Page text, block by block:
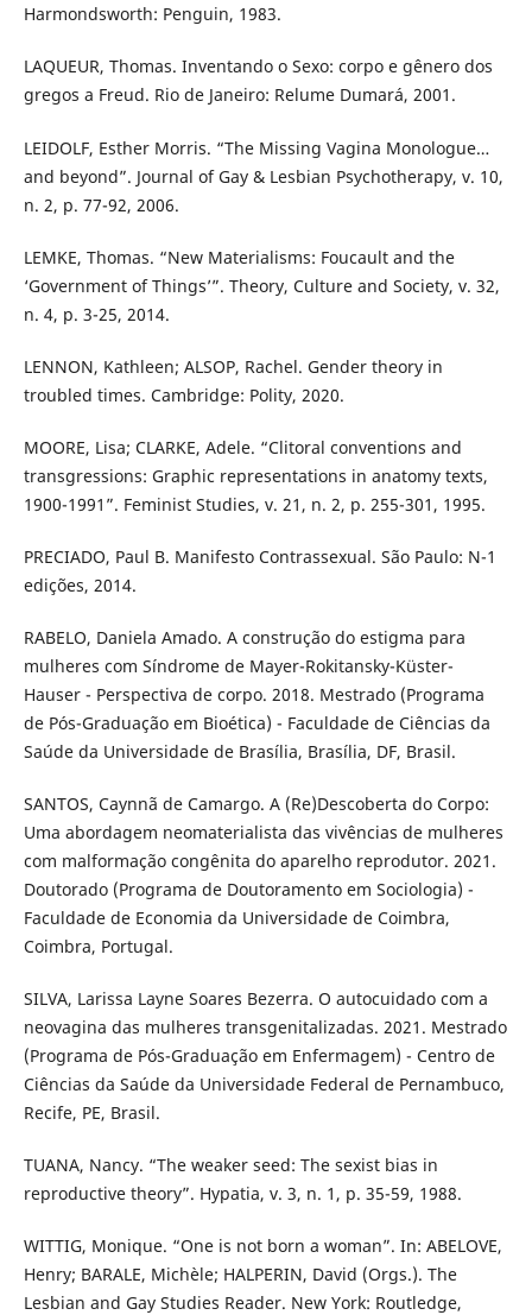
Harmondsworth: Penguin, 1983.
LAQUEUR, Thomas. Inventando o Sexo: corpo e gênero dos
gregos a Freud. Rio de Janeiro: Relume Dumará, 2001.
LEIDOLF, Esther Morris. “The Missing Vagina Monologue…
and beyond”. Journal of Gay & Lesbian Psychotherapy, v. 10,
n. 2, p. 77-92, 2006.
LEMKE, Thomas. “New Materialisms: Foucault and the
‘Government of Things’”. Theory, Culture and Society, v. 32,
n. 4, p. 3-25, 2014.
LENNON, Kathleen; ALSOP, Rachel. Gender theory in
troubled times. Cambridge: Polity, 2020.
MOORE, Lisa; CLARKE, Adele. “Clitoral conventions and
transgressions: Graphic representations in anatomy texts,
1900-1991”. Feminist Studies, v. 21, n. 2, p. 255-301, 1995.
PRECIADO, Paul B. Manifesto Contrassexual. São Paulo: N-1
edições, 2014.
RABELO, Daniela Amado. A construção do estigma para
mulheres com Síndrome de Mayer-Rokitansky-Küster-
Hauser - Perspectiva de corpo. 2018. Mestrado (Programa
de Pós-Graduação em Bioética) - Faculdade de Ciências da
Saúde da Universidade de Brasília, Brasília, DF, Brasil.
SANTOS, Caynnã de Camargo. A (Re)Descoberta do Corpo:
Uma abordagem neomaterialista das vivências de mulheres
com malformação congênita do aparelho reprodutor. 2021.
Doutorado (Programa de Doutoramento em Sociologia) -
Faculdade de Economia da Universidade de Coimbra,
Coimbra, Portugal.
SILVA, Larissa Layne Soares Bezerra. O autocuidado com a
neovagina das mulheres transgenitalizadas. 2021. Mestrado
(Programa de Pós-Graduação em Enfermagem) - Centro de
Ciências da Saúde da Universidade Federal de Pernambuco,
Recife, PE, Brasil.
TUANA, Nancy. “The weaker seed: The sexist bias in
reproductive theory”. Hypatia, v. 3, n. 1, p. 35-59, 1988.
WITTIG, Monique. “One is not born a woman”. In: ABELOVE,
Henry; BARALE, Michèle; HALPERIN, David (Orgs.). The
Lesbian and Gay Studies Reader. New York: Routledge,